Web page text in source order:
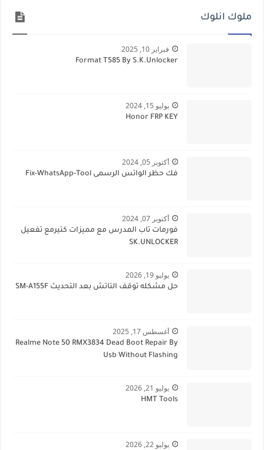
ملوك انلوك
فبراير 10, 2025
Format T585 By S.K.Unlocker
يوليو 15, 2024
Honor FRP KEY
أكتوبر 05, 2024
فك حظر الواتس الرسمى Fix-WhatsApp-Tool
أكتوبر 07, 2024
فورمات تاب المدرس مع مميزات كتيرمع تفعيل
SK.UNLOCKER
يوليو 19, 2026
حل مشكله توقف التاتش بعد التحديث SM-A155F
أغسطس 17, 2025
Realme Note 50 RMX3834 Dead Boot Repair By
Usb Without Flashing
يوليو 21, 2026
HMT Tools
يوليو 22, 2026